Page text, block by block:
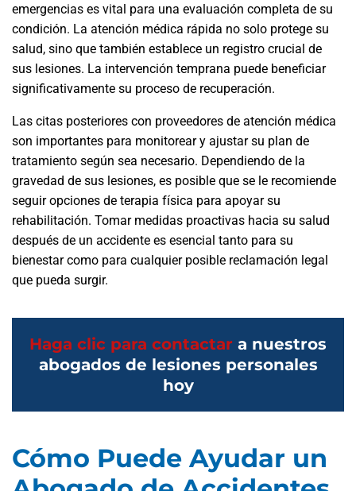
emergencias es vital para una evaluación completa de su
condición. La atención médica rápida no solo protege su
salud, sino que también establece un registro crucial de
sus lesiones. La intervención temprana puede beneficiar
significativamente su proceso de recuperación.
Las citas posteriores con proveedores de atención médica
son importantes para monitorear y ajustar su plan de
tratamiento según sea necesario. Dependiendo de la
gravedad de sus lesiones, es posible que se le recomiende
seguir opciones de terapia física para apoyar su
rehabilitación. Tomar medidas proactivas hacia su salud
después de un accidente es esencial tanto para su
bienestar como para cualquier posible reclamación legal
que pueda surgir.
Haga clic para contactar a nuestros
abogados de lesiones personales
hoy
Cómo Puede Ayudar un